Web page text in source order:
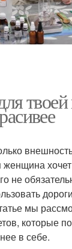
женщина
не
мы
которые
в себе.